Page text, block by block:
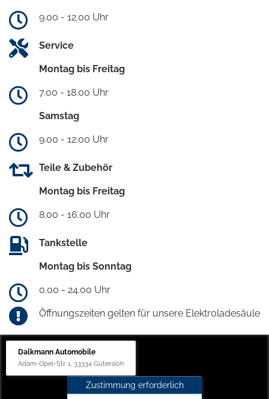
9.00 - 12.00 Uhr
Service
Montag bis Freitag
7.00 - 18.00 Uhr
Samstag
9.00 - 12.00 Uhr
Teile & Zubehör
Montag bis Freitag
8.00 - 16.00 Uhr
Tankstelle
Montag bis Sonntag
0.00 - 24.00 Uhr
Öffnungszeiten gelten für unsere Elektroladesäule
Dalkmann Automobile
Adam-Opel-Str. 1, 33334 Gütersloh
Zustimmung erforderlich